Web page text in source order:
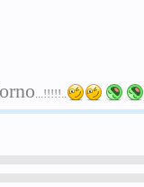
...!!!!!..